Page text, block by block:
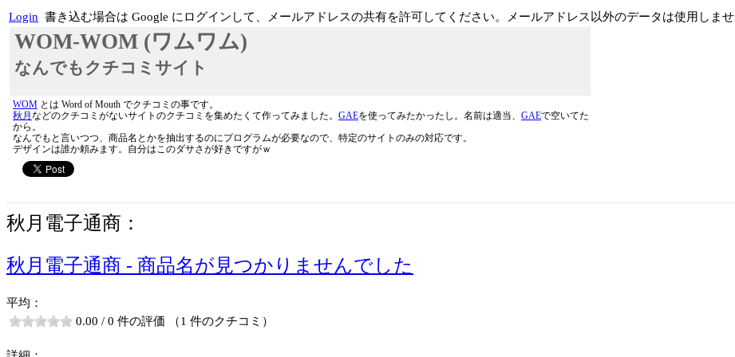
Login 書き込む場合は Google にログインして、メールアドレスの共有を許可してください。メールアドレス以外のデータは使用しま
WOM-WOM (ワムワム)
なんでもクチコミサイト
WOM とは Word of Mouth でクチコミの事です。
秋月 などのクチコミがないサイトのクチコミを集めたくて作ってみました。 GAEを使ってみたかったし。名前は適当、 GAEで空いてた
から。
なんでもと言いつつ、商品名とかを抽出するのにプログラムが必要なので、特定のサイトのみの対応です。
デザインは誰か頼みます。自分はこのダサさが好きですがｗ
秋月電子通商：
秋月電子通商 - 商品名が見つかりませんでした
平均：
0.00 / 0 件の評価 （1 件のクチコミ）